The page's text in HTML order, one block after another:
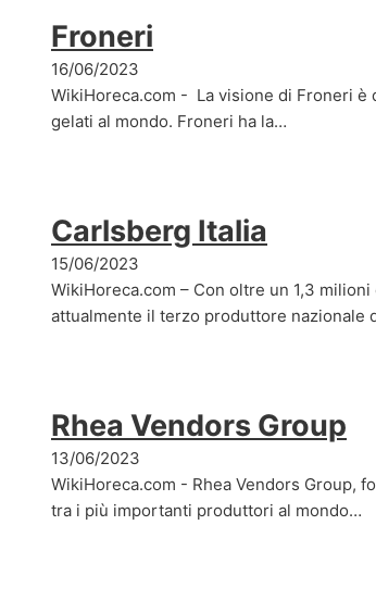
Froneri
16/06/2023
WikiHoreca.com - La visione di Froneri
gelati al mondo. Froneri ha la…
Carlsberg Italia
15/06/2023
WikiHoreca.com – Con oltre un 1,3
attualmente il terzo produttore nazionale
Rhea Vendors Group
13/06/2023
WikiHoreca.com - Rhea Vendors Group,
tra i più importanti produttori al mondo…